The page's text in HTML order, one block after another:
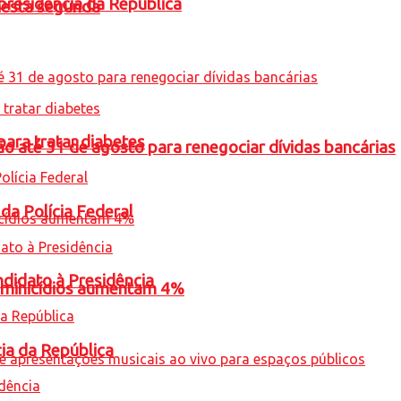
segunda
até 31 de agosto para renegociar dívidas bancárias
aumentam 4%
tratar diabetes
Polícia Federal
à Presidência
da República